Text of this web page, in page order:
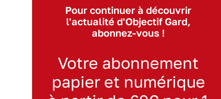
Pour continuer à découvrir
l'actualité d'Objectif Gard,
abonnez-vous !
Votre abonnement
papier et numérique